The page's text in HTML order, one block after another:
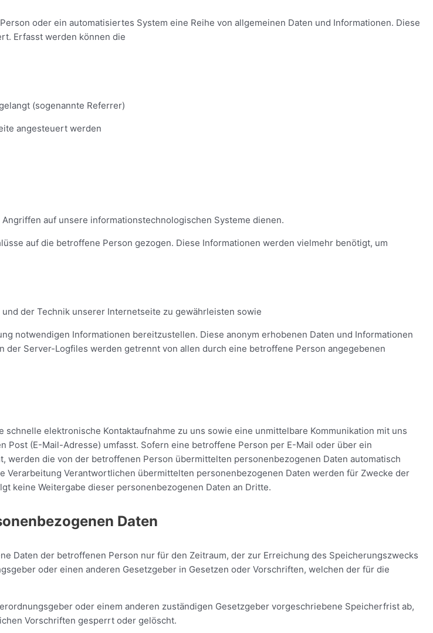
oder ein automatisiertes System eine Reihe von allgemeinen Daten und Informationen. Diese
Erfasst werden können die
(sogenannte Referrer)
angesteuert werden
auf unsere informationstechnologischen Systeme dienen.
auf die betroffene Person gezogen. Diese Informationen werden vielmehr benötigt, um
der Technik unserer Internetseite zu gewährleisten sowie
notwendigen Informationen bereitzustellen. Diese anonym erhobenen Daten und Informationen
Server-Logfiles werden getrennt von allen durch eine betroffene Person angegebenen
elektronische Kontaktaufnahme zu uns sowie eine unmittelbare Kommunikation mit uns
(E-Mail-Adresse) umfasst. Sofern eine betroffene Person per E-Mail oder über ein
die von der betroffenen Person übermittelten personenbezogenen Daten automatisch
Verantwortlichen übermittelten personenbezogenen Daten werden für Zwecke der
keine Weitergabe dieser personenbezogenen Daten an Dritte.
Daten
Daten der betroffenen Person nur für den Zeitraum, der zur Erreichung des Speicherungszwecks
oder einen anderen Gesetzgeber in Gesetzen oder Vorschriften, welchen der für die
oder einem anderen zuständigen Gesetzgeber vorgeschriebene Speicherfrist ab,
Vorschriften gesperrt oder gelöscht.